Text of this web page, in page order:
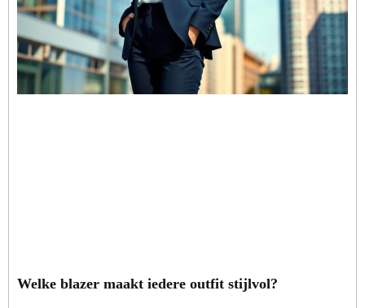
Welke blazer maakt iedere outfit stijlvol?